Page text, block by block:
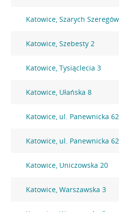
Katowice, Szarych
Katowice, Szebesty 2
Katowice, Tysiąclecia 3
Katowice, Ułańska 8
Katowice, ul. Panewnicka 62
Katowice, ul. Panewnicka 62
Katowice, Uniczowska 20
Katowice, Warszawska 3